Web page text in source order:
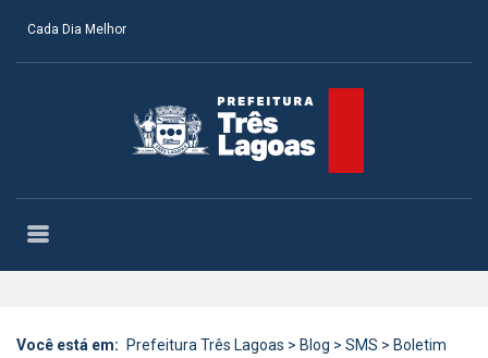
Cada Dia Melhor
Você está em: Prefeitura Três Lagoas > Blog > SMS > Boletim